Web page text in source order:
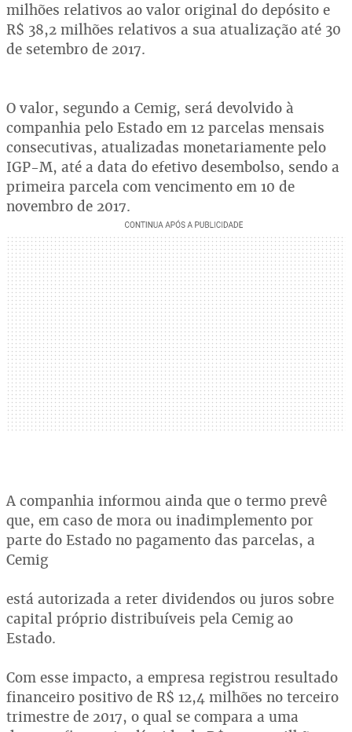
milhões relativos ao valor original do depósito e
R$ 38,2 milhões relativos a sua atualização até 30
de setembro de 2017.
O valor, segundo a Cemig, será devolvido à
companhia pelo Estado em 12 parcelas mensais
consecutivas, atualizadas monetariamente pelo
IGP-M, até a data do efetivo desembolso, sendo a
primeira parcela com vencimento em 10 de
novembro de 2017.
A companhia informou ainda que o termo prevê
que, em caso de mora ou inadimplemento por
parte do Estado no pagamento das parcelas, a
Cemig
está autorizada a reter dividendos ou juros sobre
capital próprio distribuíveis pela Cemig ao
Estado.
Com esse impacto, a empresa registrou resultado
financeiro positivo de R$ 12,4 milhões no terceiro
trimestre de 2017, o qual se compara a uma